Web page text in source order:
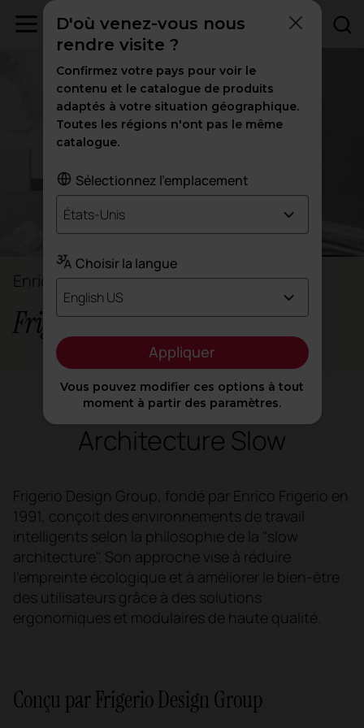
Enrico Frigerio
Frigerio Design Group
Architecture Slow
Frigerio Design Group, fondé par Enrico Frigerio en
1991, conçoit des environnements de travail
intelligents selon la philosophie de la "slow
architecture". Son approche vise à réduire
l'empreinte écologique et à améliorer le bien-être
des utilisateurs grâce à des solutions
ergonomiques et modulaires de haute qualité.
Conçu par Frigerio Design Group
D'où venez-vous nous
rendre visite ?
Confirmez votre pays pour voir le
contenu et le catalogue de produits
adaptés à votre situation géographique.
Toutes les régions n'ont pas le même
catalogue.
Sélectionnez l'emplacement
États-Unis
Choisir la langue
English US
Appliquer
Vous pouvez modifier ces options à tout
moment à partir des paramètres.